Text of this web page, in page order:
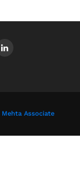
Mehta Associate